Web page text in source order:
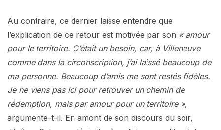
Au contraire, ce dernier laisse entendre que
l’explication de ce retour est motivée par son « amour
pour le territoire. C’était un besoin, car, à Villeneuve
comme dans la circonscription, j’ai laissé beaucoup de
ma personne. Beaucoup d’amis me sont restés fidèles.
Je ne viens pas ici pour retrouver un chemin de
rédemption, mais par amour pour un territoire »,
argumente-t-il. En amont de son discours du soir,